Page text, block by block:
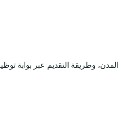
وطريقة التقديم عبر بوابة